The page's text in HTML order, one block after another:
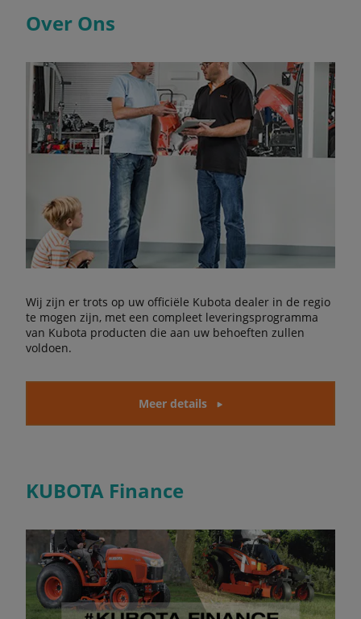
Over Ons
Wij zijn er trots op uw officiële Kubota dealer in de regio
te mogen zijn, met een compleet leveringsprogramma
van Kubota producten die aan uw behoeften zullen
voldoen.
Meer details
KUBOTA Finance